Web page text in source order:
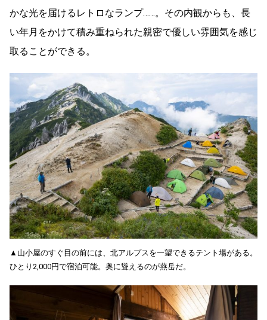
かな光を届けるレトロなランプ……。その内観からも、長
い年月をかけて積み重ねられた親密で優しい雰囲気を感じ
取ることができる。
▲山小屋のすぐ目の前には、北アルプスを一望できるテント場がある。
ひとり2,000円で宿泊可能。奥に聳えるのが燕岳だ。